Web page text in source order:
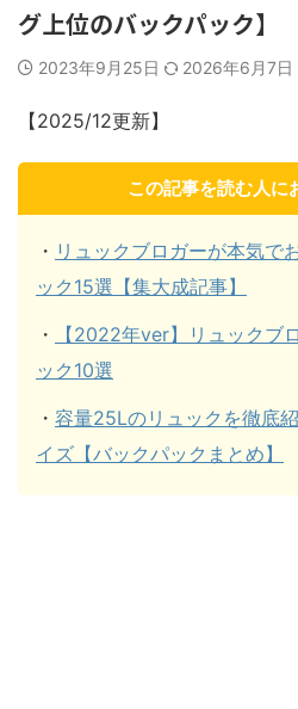
グ上位のバックパック】
2023年9月25日 2026年6月7日
【2025/12更新】
この記事を読む人に
・ リュックブロガーが本気で
ック15選【集大成記事】
・
【2022年ver】リュックブ
ック10選
・ 容量25Lのリュックを徹底
イズ【バックパックまとめ】